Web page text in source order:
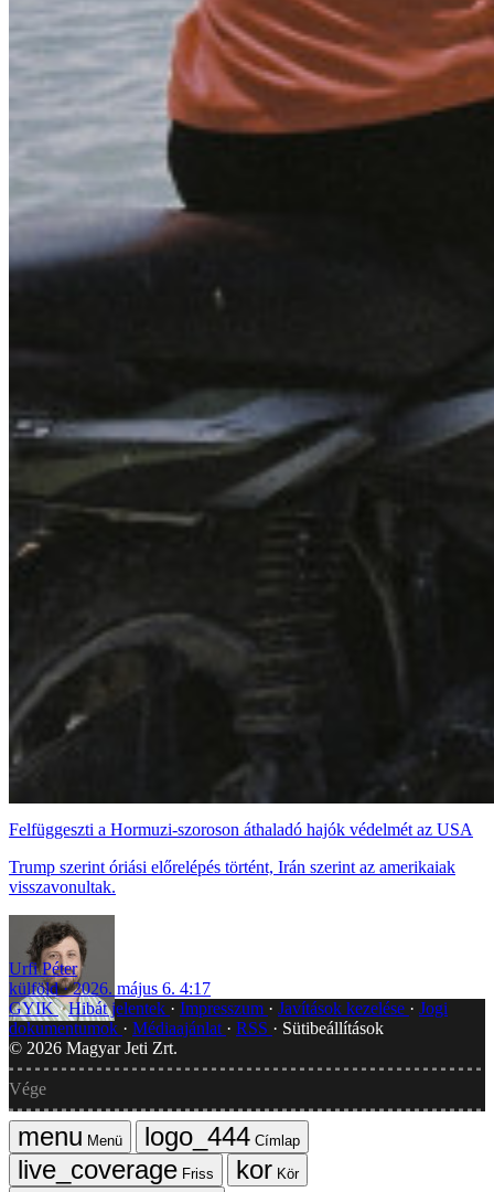
Felfüggeszti a Hormuzi-szoroson áthaladó hajók védelmét az USA
Trump szerint óriási előrelépés történt, Irán szerint az amerikaiak
visszavonultak.
Urfi Péter
külföld
2026. május 6. 4:17
GYIK Hibát jelentek Impresszum Javítások kezelése
Jogi
dokumentumok
Médiaajánlat RSS
Sütibeállítások
© 2026 Magyar Jeti Zrt.
Vége
Menü
Címlap
Friss
Kör